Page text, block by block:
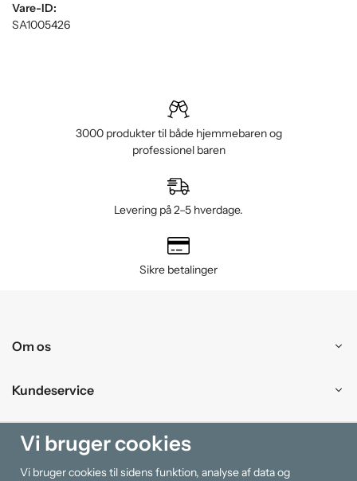
Vare-ID:
SA1005426
3000 produkter til både hjemmebaren og
professionel baren
Levering på 2–5 hverdage.
Sikre betalinger
Om os
Kundeservice
Handle ind
Vi bruger cookies
Vi bruger cookies til sidens funktion, analyse af data og